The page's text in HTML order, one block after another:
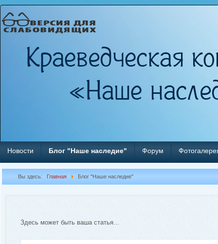
Новости Блог "Наше наследие" Форум
Вы здесь: Главная Блог "Наше наследие"
Здесь может быть ваша статья...